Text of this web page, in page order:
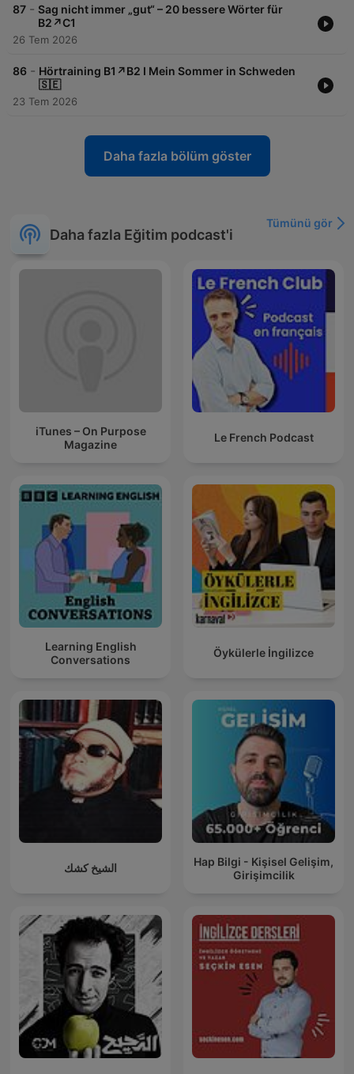
87 - Sag nicht immer „gut“ – 20 bessere Wörter für
B2↗️C1
26 Tem 2026
86 - Hörtraining B1↗️B2 I Mein Sommer in Schweden
🇸🇪
23 Tem 2026
Daha fazla bölüm göster
Daha fazla Eğitim podcast'i
Tümünü gör
iTunes – On Purpose
Magazine
Le French Podcast
Learning English
Conversations
Öykülerle İngilizce
الشيخ كشك
Hap Bilgi - Kişisel Gelişim,
Girişimcilik